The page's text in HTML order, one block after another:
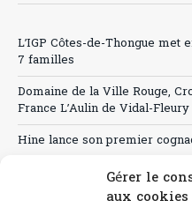
Gérer le
aux cookies
L’IGP Côtes-de-Thongue met
7 familles
Domaine de la Ville Rouge,
France L’Aulin de Vidal-
Hine lance son premier
Canicule : A quand le CHR à «